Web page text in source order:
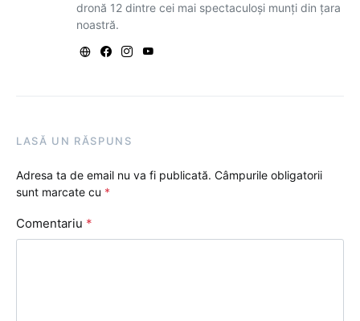
dronă 12 dintre cei mai spectaculoși munți din țara
noastră.
LASĂ UN RĂSPUNS
Adresa ta de email nu va fi publicată. Câmpurile obligatorii
sunt marcate cu *
Comentariu *